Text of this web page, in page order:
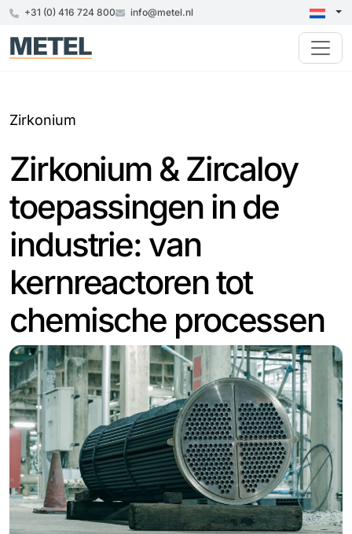
+31 (0) 416 724 800 info@metel.nl
Zirkonium
Zirkonium & Zircaloy
toepassingen in de
industrie: van
kernreactoren tot
chemische processen